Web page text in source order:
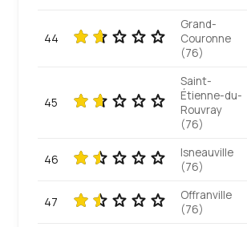
44
Grand-
Couronne
(76)
45
Saint-
Étienne-du-
Rouvray
(76)
46
Isneauville
(76)
47
Offranville
(76)